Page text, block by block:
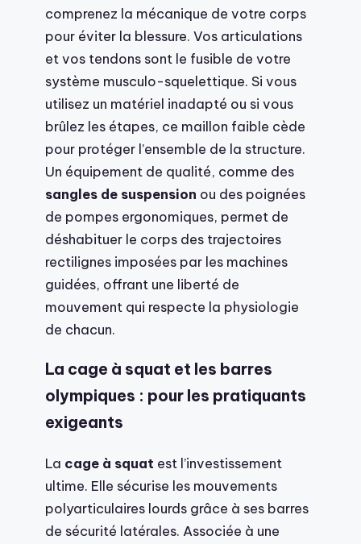
comprenez la mécanique de votre corps
pour éviter la blessure. Vos articulations
et vos tendons sont le fusible de votre
système musculo-squelettique. Si vous
utilisez un matériel inadapté ou si vous
brûlez les étapes, ce maillon faible cède
pour protéger l’ensemble de la structure.
Un équipement de qualité, comme des
sangles de suspension ou des poignées
de pompes ergonomiques, permet de
déshabituer le corps des trajectoires
rectilignes imposées par les machines
guidées, offrant une liberté de
mouvement qui respecte la physiologie
de chacun.
La cage à squat et les barres
olympiques : pour les pratiquants
exigeants
La cage à squat est l’investissement
ultime. Elle sécurise les mouvements
polyarticulaires lourds grâce à ses barres
de sécurité latérales. Associée à une